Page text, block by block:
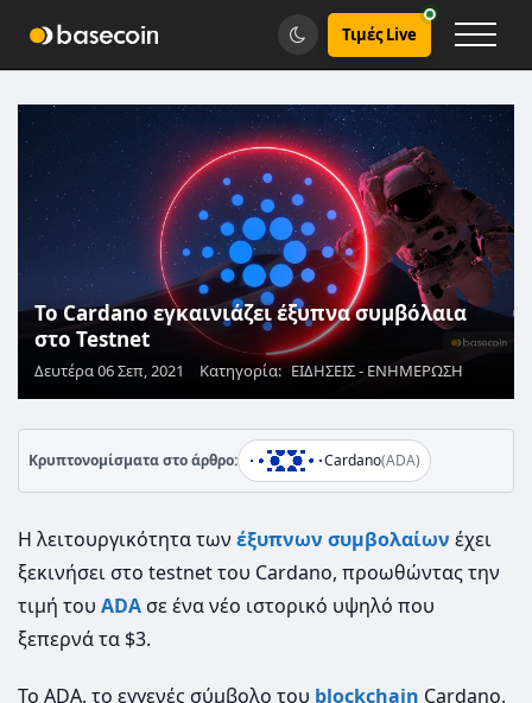
Τιμές Live
To Cardano εγκαινιάζει έξυπνα συμβόλαια
στο Testnet
Δευτέρα 06 Σεπ, 2021 Κατηγορία: ΕΙΔΗΣΕΙΣ - ΕΝΗΜΕΡΩΣΗ
Κρυπτονομίσματα στο άρθρο: Cardano(ADA)
Η λειτουργικότητα των έξυπνων συμβολαίων έχει
ξεκινήσει στο testnet του Cardano, προωθώντας την
τιμή του ADAσε ένα νέο ιστορικό υψηλό που
ξεπερνά τα $3.
To ADA, το εγγενές σύμβολο του blockchain Cardano,